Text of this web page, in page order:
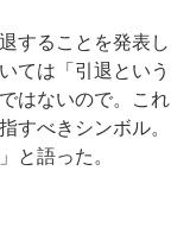
することを発表し
ては「引退という
はないので。これ
すべきシンボル。
と語った。